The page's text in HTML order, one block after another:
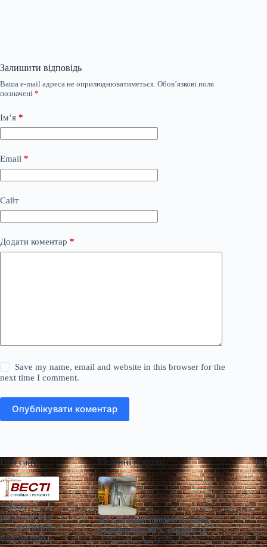
Залишити відповідь
Ваша e-mail адреса не оприлюднюватиметься. Обов’язкові поля
позначені *
Ім’я *
Email *
Сайт
Додати коментар *
Save my name, email and website in this browser for the
next time I comment.
Опублікувати коментар
Про сайт
«Весті
будівництва»
— галузевий
портал про
Останні новини
На Сумщині продають завод,
який продає 90% товарів за
кордон
Діана Ярмоленко Сер 7, 2026